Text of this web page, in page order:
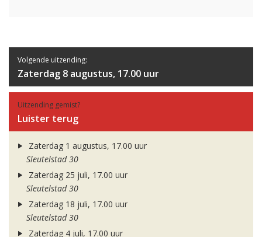
Volgende uitzending:
Zaterdag 8 augustus, 17.00 uur
Uitzending gemist?
Luister terug
Zaterdag 1 augustus, 17.00 uur
Sleutelstad 30
Zaterdag 25 juli, 17.00 uur
Sleutelstad 30
Zaterdag 18 juli, 17.00 uur
Sleutelstad 30
Zaterdag 4 juli, 17.00 uur